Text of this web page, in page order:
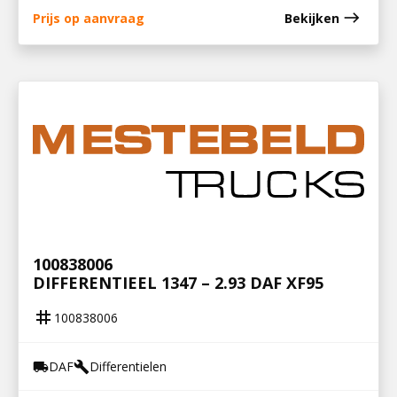
Prijs op aanvraag Bekijken east
100838006
DIFFERENTIEEL 1347 – 2.93 DAF XF95
tag 100838006
local_shippingDAFbuildDifferentielen